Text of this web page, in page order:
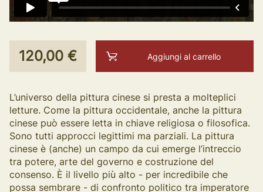
120,00 € Aggiungi al carrello
L’universo della pittura cinese si presta a molteplici
letture. Come la pittura occidentale, anche la pittura
cinese può essere letta in chiave religiosa o filosofica.
Sono tutti approcci legittimi ma parziali. La pittura
cinese è (anche) un campo da cui emerge l’intreccio
tra potere, arte del governo e costruzione del
consenso. È il livello più alto - per incredibile che
possa sembrare - di confronto politico tra imperatore